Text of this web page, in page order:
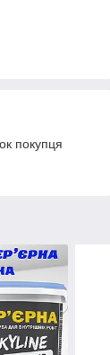
покупця